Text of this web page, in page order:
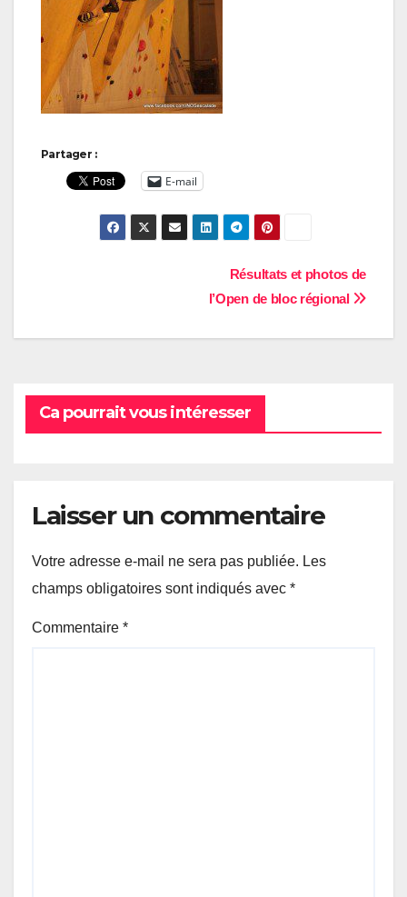
Partager :
E-mail
Résultats et photos de
l’Open de bloc régional
Ca pourrait vous intéresser
Laisser un commentaire
Votre adresse e-mail ne sera pas publiée. Les
champs obligatoires sont indiqués avec *
Commentaire *